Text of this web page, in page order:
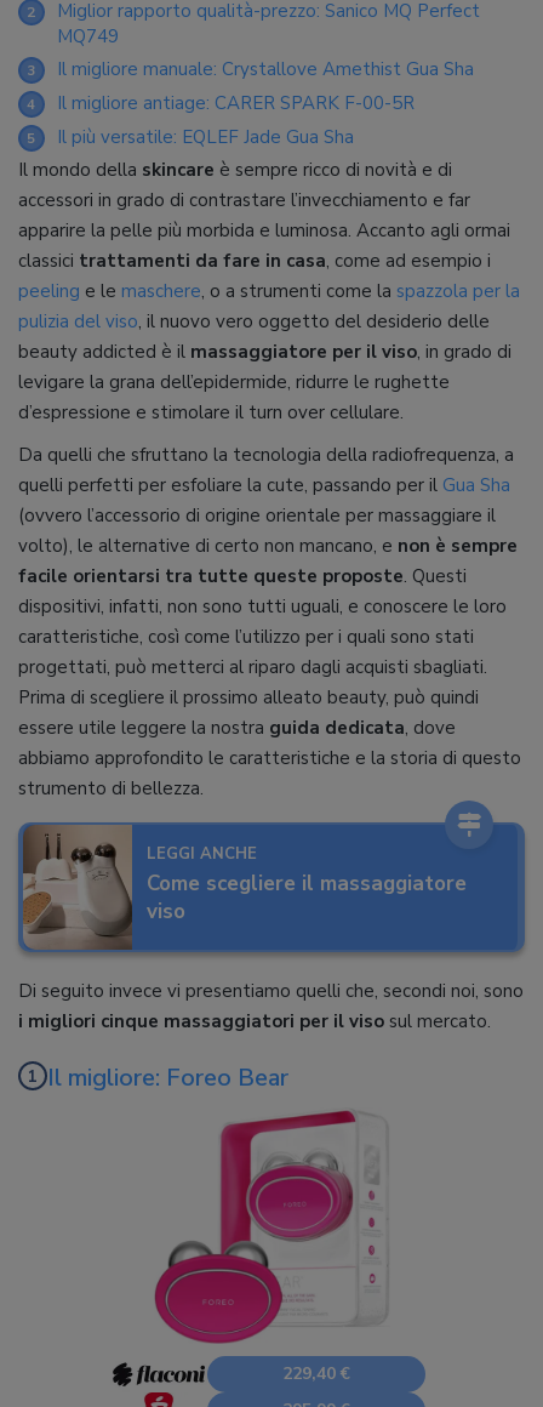
2
Miglior rapporto qualità-prezzo: Sanico MQ Perfect
MQ749
3 Il migliore manuale: Crystallove Amethist Gua Sha
4 Il migliore antiage: CARER SPARK F-00-5R
5
Il più versatile: EQLEF Jade Gua Sha
Il mondo della skincare è sempre ricco di novità e di
accessori in grado di contrastare l’invecchiamento e far
apparire la pelle più morbida e luminosa. Accanto agli ormai
classici trattamenti da fare in casa, come ad esempio i
peeling e le maschere, o a strumenti come la spazzola per la
pulizia del viso, il nuovo vero oggetto del desiderio delle
beauty addicted è il massaggiatore per il viso, in grado di
levigare la grana dell’epidermide, ridurre le rughette
d’espressione e stimolare il turn over cellulare.
Da quelli che sfruttano la tecnologia della radiofrequenza, a
quelli perfetti per esfoliare la cute, passando per il Gua Sha
(ovvero l’accessorio di origine orientale per massaggiare il
volto), le alternative di certo non mancano, e non è sempre
facile orientarsi tra tutte queste proposte. Questi
dispositivi, infatti, non sono tutti uguali, e conoscere le loro
caratteristiche, così come l’utilizzo per i quali sono stati
progettati, può metterci al riparo dagli acquisti sbagliati.
Prima di scegliere il prossimo alleato beauty, può quindi
essere utile leggere la nostra guida dedicata, dove
abbiamo approfondito le caratteristiche e la storia di questo
strumento di bellezza.
LEGGI ANCHE
Come scegliere il massaggiatore
viso
Di seguito invece vi presentiamo quelli che, secondi noi, sono
i migliori cinque massaggiatori per il viso sul mercato.
Il migliore: Foreo Bear
229,40 €